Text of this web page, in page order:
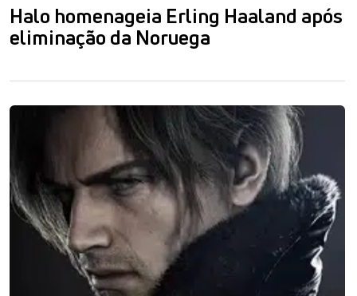
Halo homenageia Erling Haaland após
eliminação da Noruega